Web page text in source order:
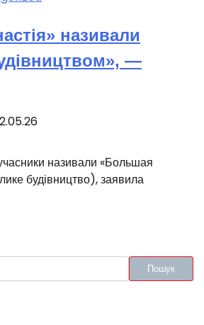
називали
—
називали «Большая
будівництво), заявила
Пошук